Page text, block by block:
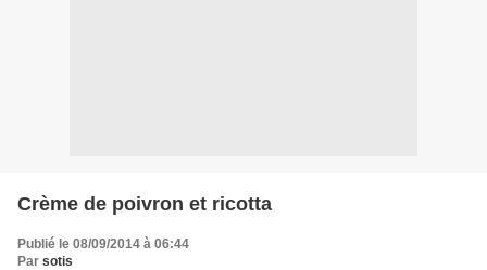
Crème de poivron et ricotta
Publié le 08/09/2014 à 06:44
Par sotis